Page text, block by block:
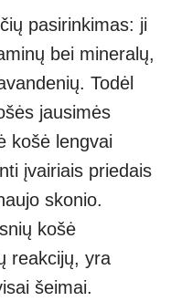
pasirinkimas: ji
bei mineralų,
Todėl
jausimės
košė lengvai
įvairiais priedais
skonio.
košė
reakcijų, yra
šeimai.